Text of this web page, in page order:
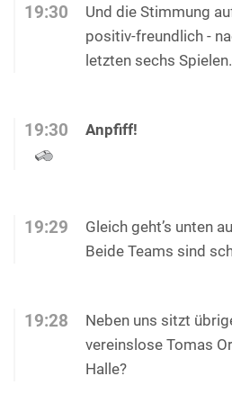
19:30
Und die Stimmung
positiv-freundlich -
letzten sechs Spielen.
19:30 Anpfiff!
19:29
Gleich geht’s unten
Beide Teams sind
19:28
Neben uns sitzt
vereinslose Tomas
Halle?